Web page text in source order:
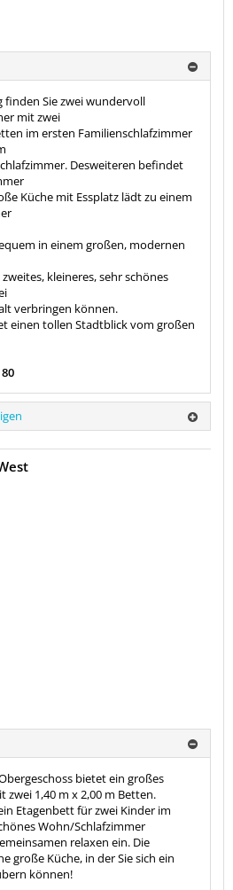
finden Sie zwei wundervoll
mit zwei
im ersten Familienschlafzimmer
Desweiteren befindet
Küche mit Essplatz lädt zu einem
in einem großen, modernen
kleineres, sehr schönes
verbringen können.
einen tollen Stadtblick vom großen
bietet ein großes
zwei 1,40 m x 2,00 m Betten.
Etagenbett für zwei Kinder im
Wohn/Schlafzimmer
relaxen ein. Die
große Küche, in der Sie sich ein
können!